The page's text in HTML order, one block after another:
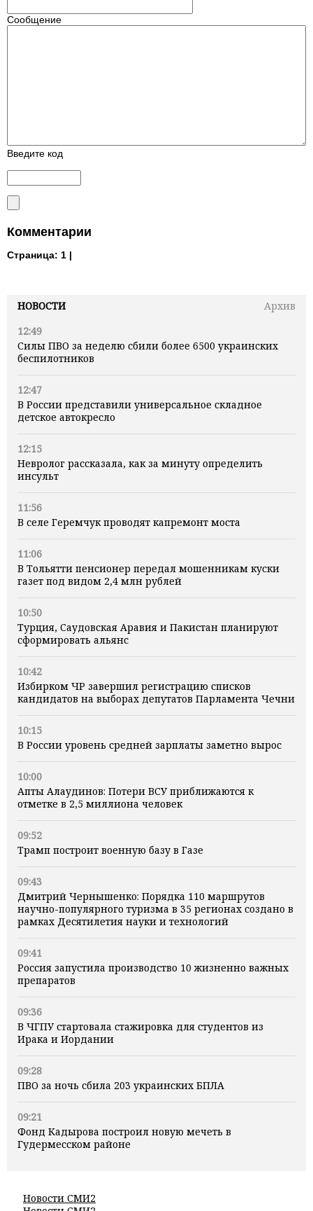
НОВОСТИ
Архив
12:49
Силы ПВО за неделю сбили более 6500 украинских
беспилотников
12:47
В России представили универсальное складное
детское автокресло
12:15
Невролог рассказала, как за минуту определить
инсульт
11:56
В селе Геремчук проводят капремонт моста
11:06
В Тольятти пенсионер передал мошенникам куски
газет под видом 2,4 млн рублей
10:50
Турция, Саудовская Аравия и Пакистан планируют
сформировать альянс
10:42
Избирком ЧР завершил регистрацию списков
кандидатов на выборах депутатов Парламента Чечни
10:15
В России уровень средней зарплаты заметно вырос
10:00
Апты Алаудинов: Потери ВСУ приближаются к
отметке в 2,5 миллиона человек
09:52
Трамп построит военную базу в Газе
09:43
Дмитрий Чернышенко: Порядка 110 маршрутов
научно-популярного туризма в 35 регионах создано в
рамках Десятилетия науки и технологий
09:41
Россия запустила производство 10 жизненно важных
препаратов
09:36
В ЧГПУ стартовала стажировка для студентов из
Ирака и Иордании
09:28
ПВО за ночь сбила 203 украинских БПЛА
09:21
Фонд Кадырова построил новую мечеть в
Гудермесском районе
Новости СМИ2
Сообщение
Введите код
Комментарии
Страница: 1 |